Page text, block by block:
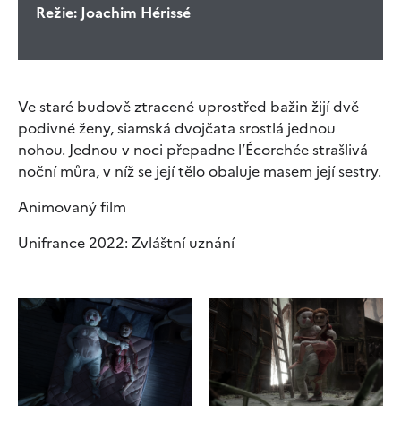
Režie: Joachim Hérissé
Ve staré budově ztracené uprostřed bažin žijí dvě
podivné ženy, siamská dvojčata srostlá jednou
nohou. Jednou v noci přepadne l’Écorchée strašlivá
noční můra, v níž se její tělo obaluje masem její sestry.
Animovaný film
Unifrance 2022: Zvláštní uznání